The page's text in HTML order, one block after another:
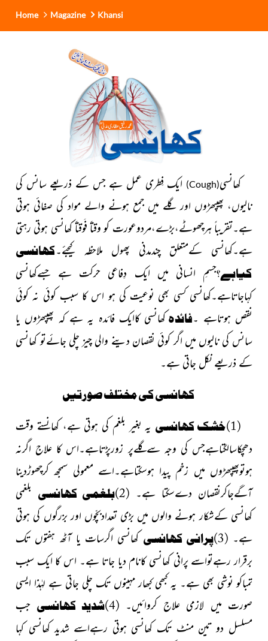
Home Magazine Khansi
کھانسی(
Cough
) ایک فِطری عمل ہے جس کے ذریعے سانس کی
نالیوں، پھیپھڑوں اور گلے میں جمع ہونے والے مواد کی صفائی ہوتی
ہے۔تقریباً ہرچھوٹے،بڑے،مردوعورت کو وقتاً فَوقتاً کھانسی ہوتی رہتی
ہے۔کھانسی کےمتعلق چندمدنی پھول ملاحظہ کیجئے۔کھانسی
کیاہے؟جسمِ انسانی میں ایک دِفاعی حرکت ہے جسےکھانسی
کہاجاتاہے۔کھانسی کسی بھی نوعیت کی ہو اس کا سبب کوئی نہ کوئی
نقص ہوتاہے ۔فائدہکھانسی کاایک فائدہ یہ ہے کہ پھیپھڑوں یا
سانس کی نالیوں میں اگر کوئی نقصان دینے والی چیز چلی جائےتو کھانسی
کے ذریعے نکل جاتی ہے۔
کھانسی کی مختلف صورتیں
(1)خشک کھانسی
یہ بغیر بلغم کی ہوتی ہے، کھانستے وقت
دھچکاسالگتاہےجس کی وجہ سےگلےپر زورپڑتاہے۔اس کا علاج اگرنہ
ہوتوپھیپھڑوں میں زخم پیدا ہوسکتاہے۔اسے معمولی سمجھ کرچھوڑدینا
آگےجاکرنقصان دےسکتا ہے۔ (2)بلغمی کھانسی
بلغمی
کھانسی کےشکار ہونے والوں میں بڑی تعدادبچّوں اور بزرگوں کی ہوتی
ہے۔ (3)پرانی کھانسی
کھانسی اگرسات یا آٹھ ہفتوں تک
برقرار رہےتواسے پرانی کھانسی کانام دیا جاتاہے۔ اس کا ایک سبب
تمباکو نوشی بھی ہے۔ یہ کبھی کبھار مہینوں تک چلی جاتی ہے لہٰذا ایسی
صورت میں لازمی علاج کروائیں۔ (4)شدید کھانسی
جب
مسلسل دو تین منٹ تک کھانسی ہوتی رہےاسے شدید کھانسی کہا